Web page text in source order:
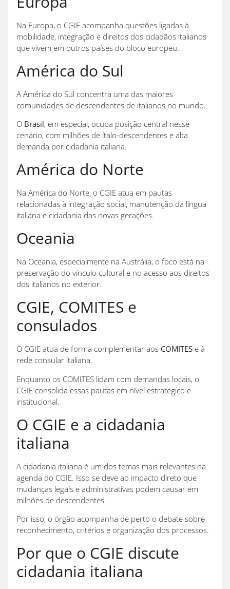
Na Europa, o CGIE acompanha questões ligadas à
mobilidade, integração e direitos dos cidadãos italianos
que vivem em outros países do bloco europeu.
América do Sul
A América do Sul concentra uma das maiores
comunidades de descendentes de italianos no mundo.
O Brasil, em especial, ocupa posição central nesse
cenário, com milhões de ítalo-descendentes e alta
demanda por cidadania italiana.
América do Norte
Na América do Norte, o CGIE atua em pautas
relacionadas à integração social, manutenção da língua
italiana e cidadania das novas gerações.
Oceania
Na Oceania, especialmente na Austrália, o foco está na
preservação do vínculo cultural e no acesso aos direitos
dos italianos no exterior.
CGIE, COMITES e
consulados
O CGIE atua de forma complementar aos COMITES e à
rede consular italiana.
Enquanto os COMITES lidam com demandas locais, o
CGIE consolida essas pautas em nível estratégico e
institucional.
O CGIE e a cidadania
italiana
A cidadania italiana é um dos temas mais relevantes na
agenda do CGIE. Isso se deve ao impacto direto que
mudanças legais e administrativas podem causar em
milhões de descendentes.
Por isso, o órgão acompanha de perto o debate sobre
reconhecimento, critérios e organização dos processos.
Por que o CGIE discute
cidadania italiana